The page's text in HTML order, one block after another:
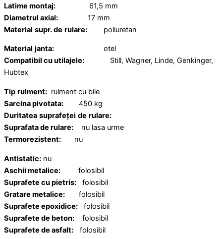
Latime montaj: 61,5 mm
Diametrul axial: 17 mm
Material supr. de rulare: poliuretan
Material janta: otel
Compatibil cu utilajele: Still, Wagner, Linde, Genkinger,
Hubtex
Tip rulment: rulment cu bile
Sarcina pivotata:
450 kg
Duritatea suprafeței de rulare:
Suprafata de rulare: nu lasa urme
Termorezistent: nu
Antistatic: nu
Aschii metalice: folosibil
Suprafete cu pietris: folosibil
Gratare metalice: folosibil
Suprafete epoxidice: folosibil
Suprafete de beton: folosibil
Suprafete de asfalt:
folosibil